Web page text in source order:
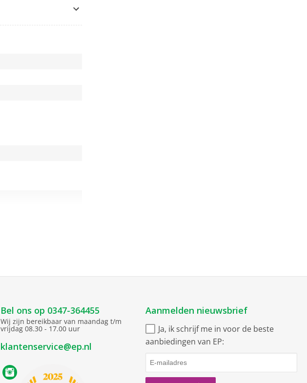
Bel ons op 0347-364455
Wij zijn bereikbaar van maandag t/m
vrijdag 08.30 - 17.00 uur
klantenservice@ep.nl
Aanmelden nieuwsbrief
Ja, ik schrijf me in voor de beste
aanbiedingen van EP: